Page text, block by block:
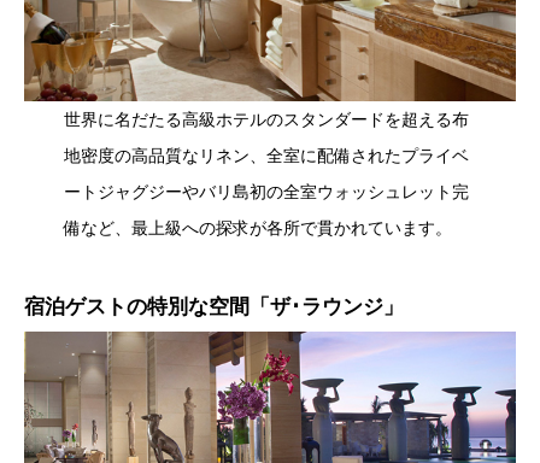
世界に名だたる高級ホテルのスタンダードを超える布
地密度の高品質なリネン、全室に配備されたプライベ
ートジャグジーやバリ島初の全室ウォッシュレット完
備など、最上級への探求が各所で貫かれています。
宿泊ゲストの特別な空間「ザ･ラウンジ」